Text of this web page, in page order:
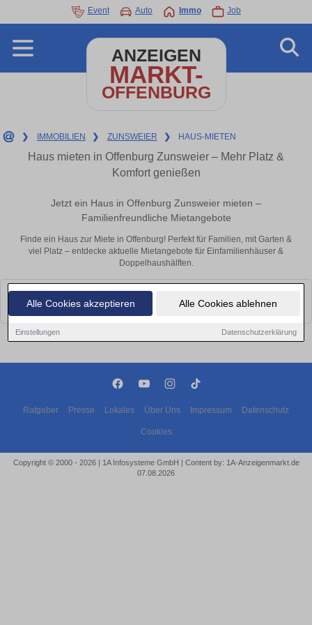
Alle Cookies akzeptieren Alle Cookies ablehnen
Einstellungen Datenschutzerklärung
Event Auto Immo Job
ANZEIGEN
MARKT-
OFFENBURG
❯ IMMOBILIEN ❯ ZUNSWEIER ❯ HAUS-MIETEN
Haus mieten in Offenburg Zunsweier – Mehr Platz &
Komfort genießen
Jetzt ein Haus in Offenburg Zunsweier mieten –
Familienfreundliche Mietangebote
Finde ein Haus zur Miete in Offenburg! Perfekt für Familien, mit Garten &
viel Platz – entdecke aktuelle Mietangebote für Einfamilienhäuser &
Doppelhaushälften.
Leider konnten wir derzeit keine passenden Objekte finden. Schauen Sie
bald wieder vorbei!
Ratgeber Presse Lokales Über Uns Impressum Datenschutz
Cookies
Copyright © 2000 - 2026 | 1A Infosysteme GmbH | Content by: 1A-Anzeigenmarkt.de
07.08.2026